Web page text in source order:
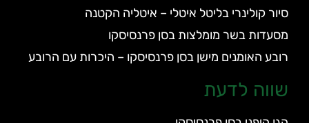
סיור קולינרי בליטל איטלי – איטליה הקטנה
מסעדות בשר מומלצות בסן פרנסיסקו
רובע האומנים מישן בסן פרנסיסקו – היכרות עם הרובע
שווה לדעת